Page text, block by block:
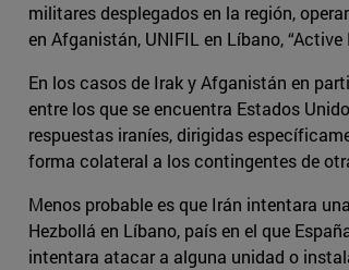
militares desplegados en la región,
en Afganistán, UNIFIL en Líbano,
En los casos de Irak y Afganistán en
entre los que se encuentra Estados
respuestas iraníes, dirigidas
forma colateral a los contingentes de
Menos probable es que Irán intentara
Hezbollá en Líbano, país en el que
intentara atacar a alguna unidad o